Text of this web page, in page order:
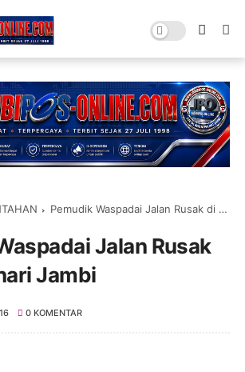
Pemudik Waspadai Jalan Rusak di Batanghari Jambi
Jalan Rusak
Jambi
0 KOMENTAR